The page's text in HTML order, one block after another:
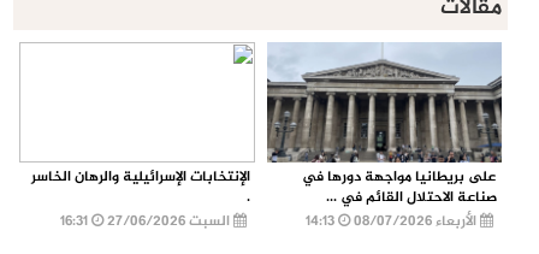
مقالات
على بريطانيا مواجهة دورها في
صناعة الاحتلال القائم في ...
الأربعاء 08/07/2026
الإنتخابات الإسرائيلية والرهان الخاسر
.
السبت 27/06/2026
16:31